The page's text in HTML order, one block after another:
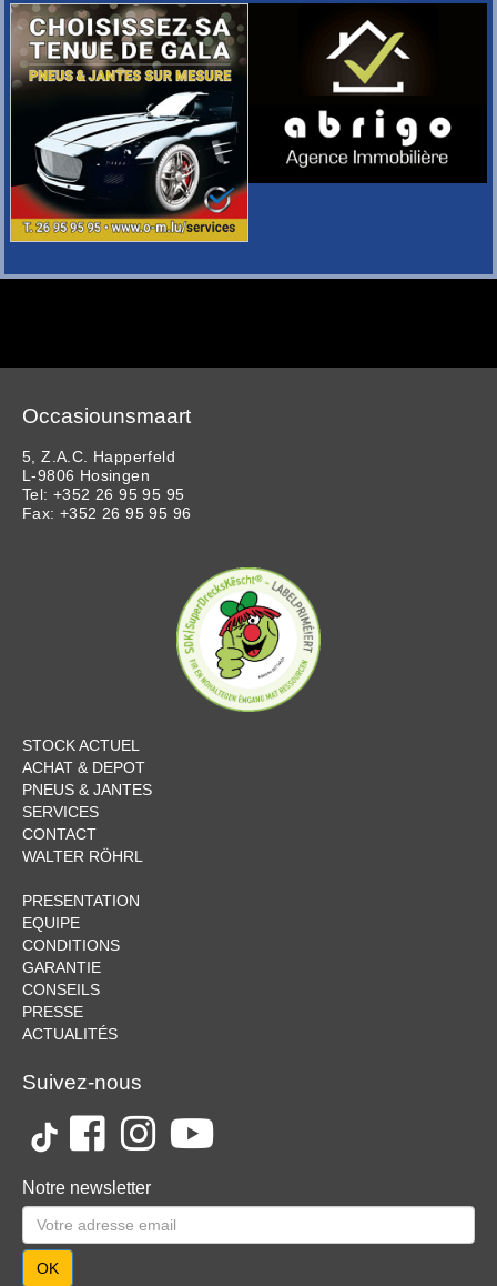
Occasiounsmaart
5, Z.A.C. Happerfeld
L-9806 Hosingen
Tel: +352 26 95 95 95
Fax: +352 26 95 95 96
STOCK ACTUEL
ACHAT & DEPOT
PNEUS & JANTES
SERVICES
CONTACT
WALTER RÖHRL
PRESENTATION
EQUIPE
CONDITIONS
GARANTIE
CONSEILS
PRESSE
ACTUALITÉS
Suivez-nous
Notre newsletter
OK